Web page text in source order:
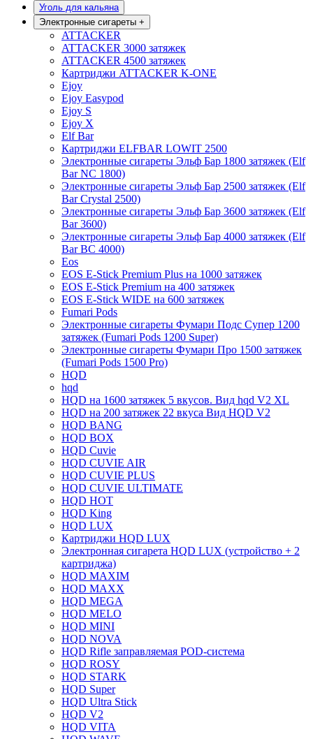
Уголь для кальяна
Электронные сигареты +
ATTACKER
ATTACKER 3000 затяжек
ATTACKER 4500 затяжек
Картриджи ATTACKER K-ONE
Ejoy
Ejoy Easypod
Ejoy S
Ejoy X
Elf Bar
Картриджи ELFBAR LOWIT 2500
Электронные сигареты Эльф Бар 1800 затяжек (Elf
Bar NC 1800)
Электронные сигареты Эльф Бар 2500 затяжек (Elf
Bar Crystal 2500)
Электронные сигареты Эльф Бар 3600 затяжек (Elf
Bar 3600)
Электронные сигареты Эльф Бар 4000 затяжек (Elf
Bar BC 4000)
Eos
EOS E-Stick Premium Plus на 1000 затяжек
EOS E-Stick Premium на 400 затяжек
EOS E-Stick WIDE на 600 затяжек
Fumari Pods
Электронные сигареты Фумари Подс Супер 1200
затяжек (Fumari Pods 1200 Super)
Электронные сигареты Фумари Про 1500 затяжек
(Fumari Pods 1500 Pro)
HQD
hqd
HQD на 1600 затяжек 5 вкусов. Вид hqd V2 XL
HQD на 200 затяжек 22 вкуса Вид HQD V2
HQD BANG
HQD BOX
HQD Cuvie
HQD CUVIE AIR
HQD CUVIE PLUS
HQD CUVIE ULTIMATE
HQD HOT
HQD King
HQD LUX
Картриджи HQD LUX
Электронная сигарета HQD LUX (устройство + 2
картриджа)
HQD MAXIM
HQD MAXX
HQD MEGA
HQD MELO
HQD MINI
HQD NOVA
HQD Rifle заправляемая POD-система
HQD ROSY
HQD STARK
HQD Super
HQD Ultra Stick
HQD V2
HQD VITA